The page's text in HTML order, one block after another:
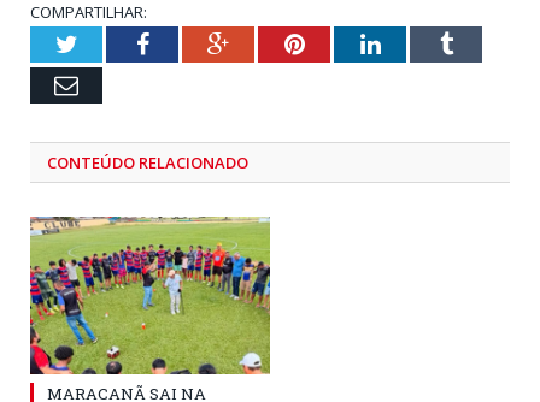
COMPARTILHAR:
TwitterFacebookGoogle+PinterestLinkedInTumblr
Email
CONTEÚDO RELACIONADO
MARACANÃ SAI NA